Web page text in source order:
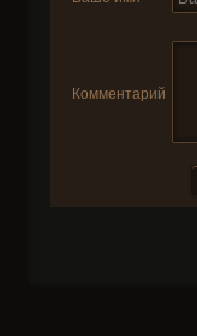
Комментарий